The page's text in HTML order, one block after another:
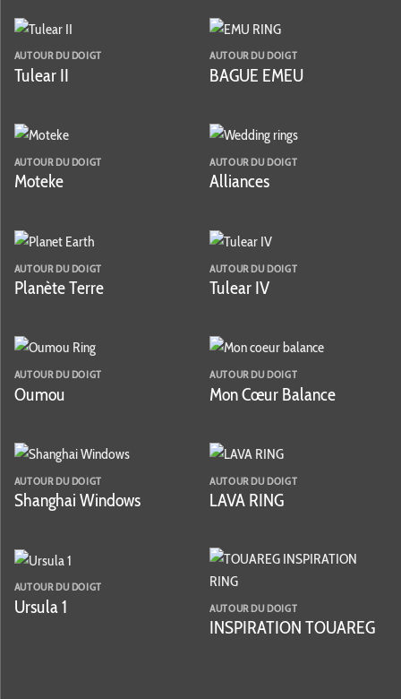
AUTOUR DU DOIGT
Tulear II
AUTOUR DU DOIGT
BAGUE EMEU
AUTOUR DU DOIGT
Moteke
AUTOUR DU DOIGT
Alliances
AUTOUR DU DOIGT
Planète Terre
AUTOUR DU DOIGT
Tulear IV
AUTOUR DU DOIGT
Oumou
AUTOUR DU DOIGT
Mon Cœur Balance
AUTOUR DU DOIGT
Shanghai Windows
AUTOUR DU DOIGT
LAVA RING
AUTOUR DU DOIGT
Ursula 1 AUTOUR DU DOIGT
INSPIRATION TOUAREG